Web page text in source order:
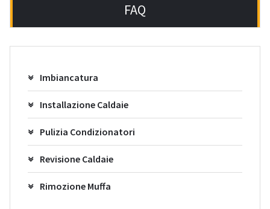
FAQ
Imbiancatura
Installazione Caldaie
Pulizia Condizionatori
Revisione Caldaie
Rimozione Muffa